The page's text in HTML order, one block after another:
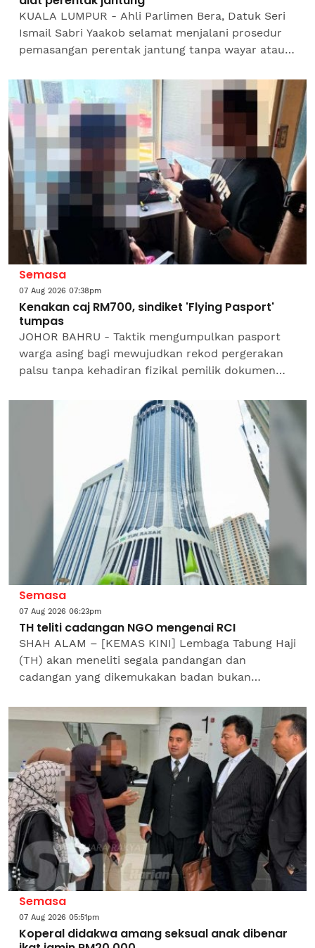
KUALA LUMPUR - Ahli Parlimen Bera, Datuk Seri
Ismail Sabri Yaakob selamat menjalani prosedur
pemasangan perentak jantung tanpa wayar atau
Jantung...
Semasa
07 Aug 2026 07:38pm
Kenakan caj RM700, sindiket 'Flying Pasport'
tumpas
JOHOR BAHRU - Taktik mengumpulkan pasport
warga asing bagi mewujudkan rekod pergerakan
palsu tanpa kehadiran fizikal pemilik dokumen
Sultan Abu Bakar...
Semasa
07 Aug 2026 06:23pm
TH teliti cadangan NGO mengenai RCI
SHAH ALAM – [KEMAS KINI] Lembaga Tabung Haji
(TH) akan meneliti segala pandangan dan
cadangan yang dikemukakan badan bukan
diserahkan pada Himpunan Aman...
Semasa
07 Aug 2026 05:51pm
Koperal didakwa amang seksual anak dibenar